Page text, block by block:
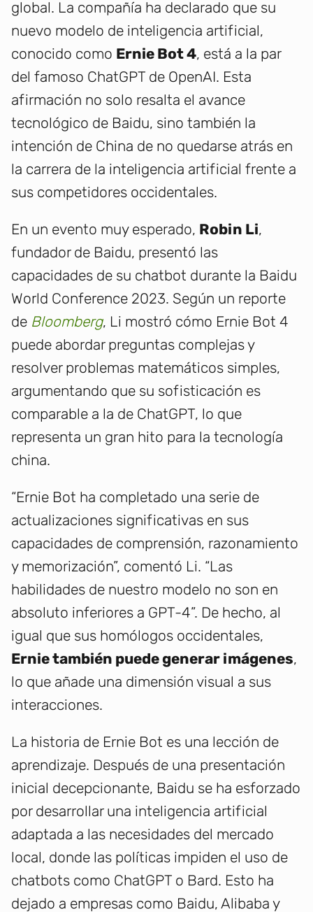
global. La compañía ha declarado que su
nuevo modelo de inteligencia artificial,
conocido como Ernie Bot 4, está a la par
del famoso ChatGPT de OpenAI. Esta
afirmación no solo resalta el avance
tecnológico de Baidu, sino también la
intención de China de no quedarse atrás en
la carrera de la inteligencia artificial frente a
sus competidores occidentales.
En un evento muy esperado, Robin Li,
fundador de Baidu, presentó las
capacidades de su chatbot durante la Baidu
World Conference 2023. Según un reporte
de Bloomberg, Li mostró cómo Ernie Bot 4
puede abordar preguntas complejas y
resolver problemas matemáticos simples,
argumentando que su sofisticación es
comparable a la de ChatGPT, lo que
representa un gran hito para la tecnología
china.
“Ernie Bot ha completado una serie de
actualizaciones significativas en sus
capacidades de comprensión, razonamiento
y memorización”, comentó Li. “Las
habilidades de nuestro modelo no son en
absoluto inferiores a GPT-4”. De hecho, al
igual que sus homólogos occidentales,
Ernie también puede generar imágenes,
lo que añade una dimensión visual a sus
interacciones.
La historia de Ernie Bot es una lección de
aprendizaje. Después de una presentación
inicial decepcionante, Baidu se ha esforzado
por desarrollar una inteligencia artificial
adaptada a las necesidades del mercado
local, donde las políticas impiden el uso de
chatbots como ChatGPT o Bard. Esto ha
dejado a empresas como Baidu, Alibaba y